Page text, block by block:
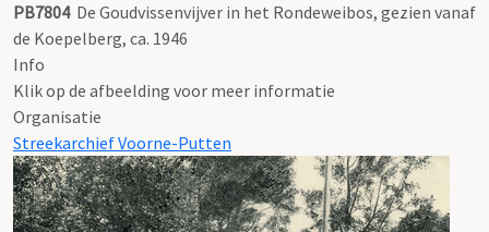
PB7804 De Goudvissenvijver in het Rondeweibos, gezien vanaf
de Koepelberg, ca. 1946
Info
Klik op de afbeelding voor meer informatie
Organisatie
Streekarchief Voorne-Putten